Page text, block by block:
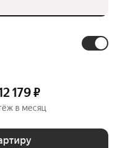
179 ₽
в месяц